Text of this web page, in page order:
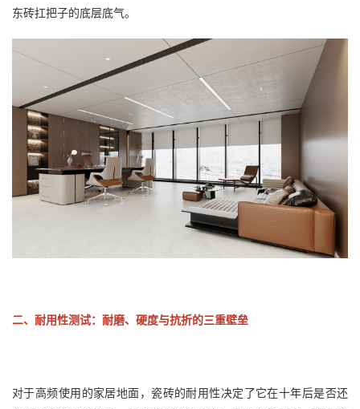
东砖扛把子的底层底气。
二、耐用性测试：耐磨、硬度与抗折的三重壁垒
对于高频使用的家居地面，瓷砖的耐用性决定了它在十年后是否还